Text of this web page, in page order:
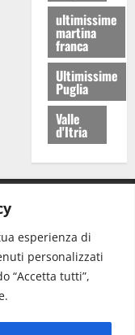
esperienza di
personalizzati
“Accetta tutti”,
ultimissime
martina
franca
Ultimissime
Puglia
Valle
d'Itria